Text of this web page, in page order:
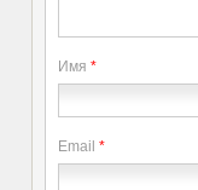
Имя *
Email *